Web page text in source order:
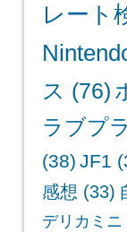
レート
ス (76)
ラブプ
(38) JF1
感想 (33)
デリカミニ